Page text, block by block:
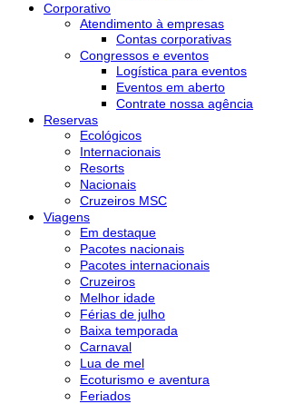
Corporativo
Atendimento à empresas
Contas corporativas
Congressos e eventos
Logística para eventos
Eventos em aberto
Contrate nossa agência
Reservas
Ecológicos
Internacionais
Resorts
Nacionais
Cruzeiros MSC
Viagens
Em destaque
Pacotes nacionais
Pacotes internacionais
Cruzeiros
Melhor idade
Férias de julho
Baixa temporada
Carnaval
Lua de mel
Ecoturismo e aventura
Feriados